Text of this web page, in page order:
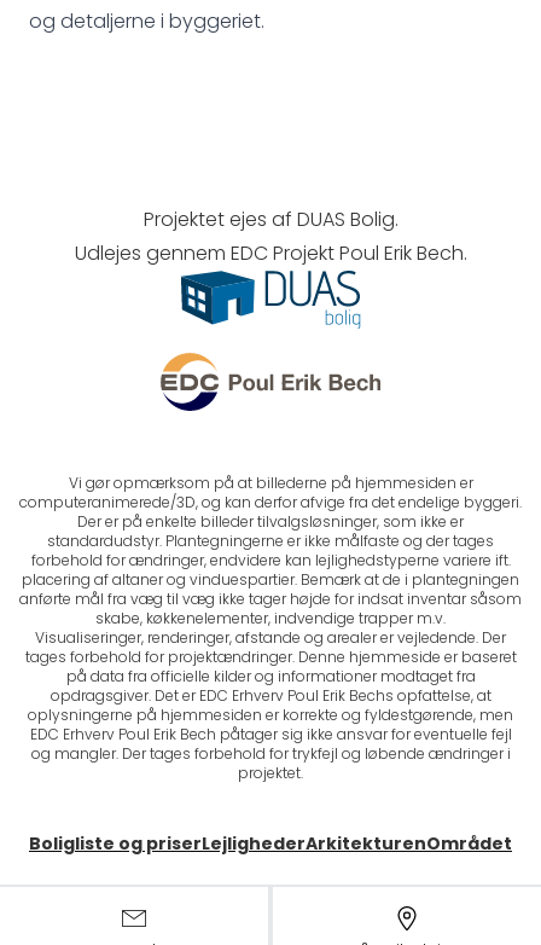
og detaljerne i byggeriet.
Projektet ejes af DUAS Bolig.
Udlejes gennem EDC Projekt Poul Erik Bech.
Vi gør opmærksom på at billederne på hjemmesiden er
computeranimerede/3D, og kan derfor afvige fra det endelige byggeri.
Der er på enkelte billeder tilvalgsløsninger, som ikke er
standardudstyr. Plantegningerne er ikke målfaste og der tages
forbehold for ændringer, endvidere kan lejlighedstyperne variere ift.
placering af altaner og vinduespartier. Bemærk at de i plantegningen
anførte mål fra væg til væg ikke tager højde for indsat inventar såsom
skabe, køkkenelementer, indvendige trapper m.v.
Visualiseringer, renderinger, afstande og arealer er vejledende. Der
tages forbehold for projektændringer. Denne hjemmeside er baseret
på data fra officielle kilder og informationer modtaget fra
opdragsgiver. Det er EDC Erhverv Poul Erik Bechs opfattelse, at
oplysningerne på hjemmesiden er korrekte og fyldestgørende, men
EDC Erhverv Poul Erik Bech påtager sig ikke ansvar for eventuelle fejl
og mangler. Der tages forbehold for trykfejl og løbende ændringer i
projektet.
Boligliste og priserLejlighederArkitekturenOmrådet